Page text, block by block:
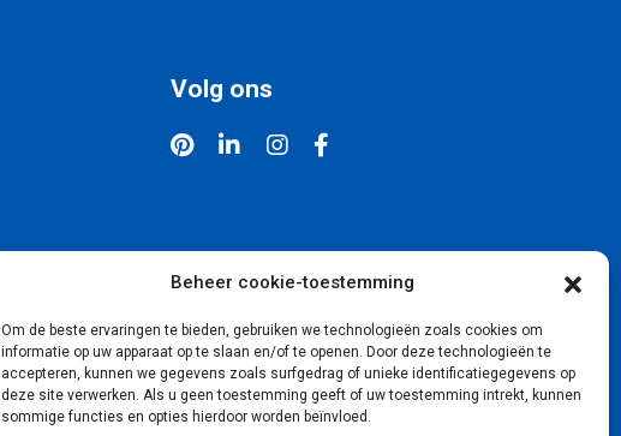
Beheer cookie-toestemming
Om de beste ervaringen te bieden, gebruiken we technologieën zoals cookies om
informatie op uw apparaat op te slaan en/of te openen. Door deze technologieën te
accepteren, kunnen we gegevens zoals surfgedrag of unieke identificatiegegevens op
deze site verwerken. Als u geen toestemming geeft of uw toestemming intrekt, kunnen
sommige functies en opties hierdoor worden beïnvloed.
Volg ons